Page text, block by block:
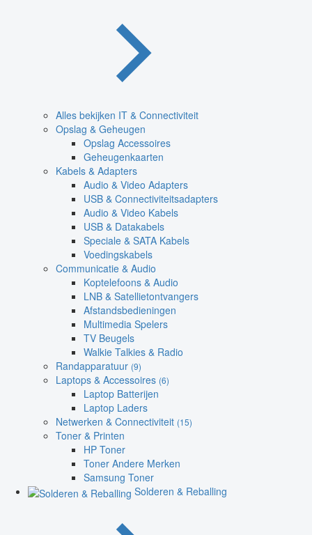
Alles bekijken IT & Connectiviteit
Opslag & Geheugen
Opslag Accessoires
Geheugenkaarten
Kabels & Adapters
Audio & Video Adapters
USB & Connectiviteitsadapters
Audio & Video Kabels
USB & Datakabels
Speciale & SATA Kabels
Voedingskabels
Communicatie & Audio
Koptelefoons & Audio
LNB & Satellietontvangers
Afstandsbedieningen
Multimedia Spelers
TV Beugels
Walkie Talkies & Radio
Randapparatuur (9)
Laptops & Accessoires (6)
Laptop Batterijen
Laptop Laders
Netwerken & Connectiviteit (15)
Toner & Printen
HP Toner
Toner Andere Merken
Samsung Toner
Solderen & Reballing